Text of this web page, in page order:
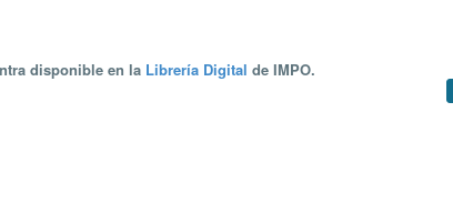
disponible en la Librería Digital de IMPO.